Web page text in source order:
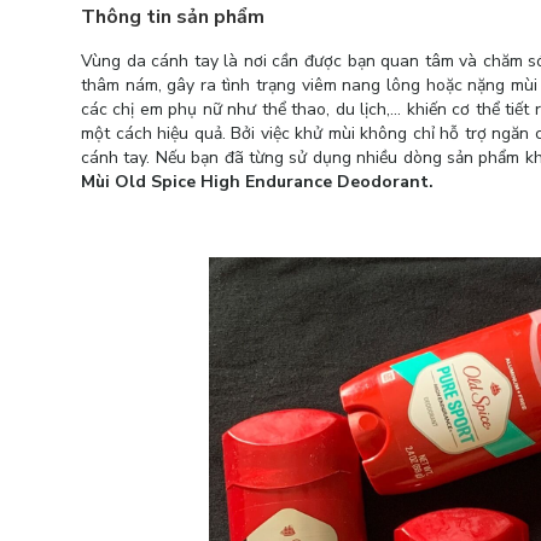
Thông tin sản phẩm
Vùng da cánh tay là nơi cần được bạn quan tâm và chăm
thâm nám, gây ra tình trạng viêm nang lông hoặc nặng
các chị em phụ nữ như thể thao, du lịch,... khiến cơ thể tiết
một cách hiệu quả. Bởi việc khử mùi không chỉ hỗ trợ
cánh tay. Nếu bạn đã từng sử dụng nhiều dòng sản
Mùi Old Spice High Endurance Deodorant.